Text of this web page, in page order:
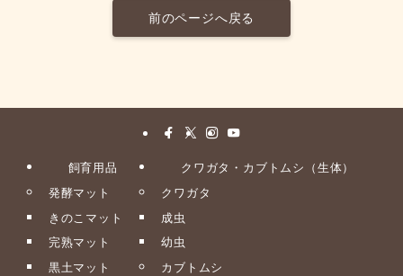
前のページへ戻る
飼育用品
発酵マット
きのこマット
完熟マット
黒土マット
クワガタ・カブトムシ（生体）
クワガタ
成虫
幼虫
カブトムシ